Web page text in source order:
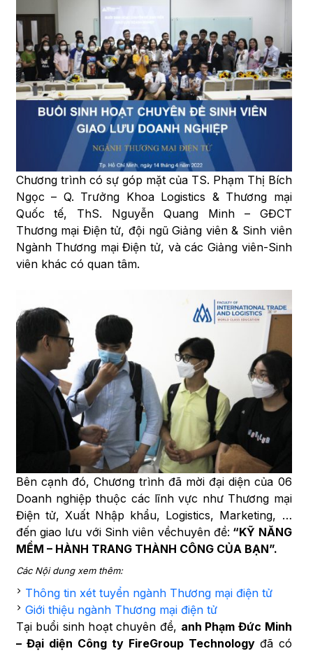
Chương trình có sự góp mặt của TS. Phạm Thị Bích
Ngọc – Q. Trưởng Khoa Logistics & Thương mại
Quốc tế, ThS. Nguyễn Quang Minh – GĐCT
Thương mại Điện tử, đội ngũ Giảng viên & Sinh viên
Ngành Thương mại Điện tử, và các Giảng viên-Sinh
viên khác có quan tâm.
Bên cạnh đó, Chương trình đã mời đại diện của 06
Doanh nghiệp thuộc các lĩnh vực như Thương mại
Điện tử, Xuất Nhập khẩu, Logistics, Marketing, …
đến giao lưu với Sinh viên vềchuyên đề: “KỸ NĂNG
MỀM – HÀNH TRANG THÀNH CÔNG CỦA BẠN”.
Các Nội dung xem thêm:
Thông tin xét tuyển ngành Thương mại điện tử
Giới thiệu ngành Thương mại điện tử
Tại buổi sinh hoạt chuyên đề, anh Phạm Đức Minh
– Đại diện Công ty FireGroup Technology đã có